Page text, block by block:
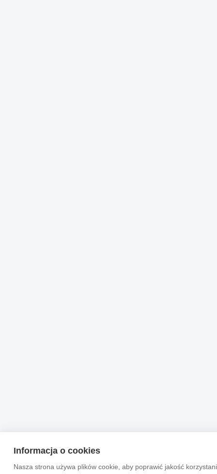
Informacja o cookies
Nasza strona używa plików cookie, aby poprawić jakość